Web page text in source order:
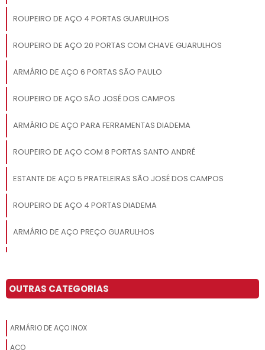
ROUPEIRO DE AÇO 4 PORTAS GUARULHOS
ROUPEIRO DE AÇO 20 PORTAS COM CHAVE GUARULHOS
ARMÁRIO DE AÇO 6 PORTAS SÃO PAULO
ROUPEIRO DE AÇO SÃO JOSÉ DOS CAMPOS
ARMÁRIO DE AÇO PARA FERRAMENTAS DIADEMA
ROUPEIRO DE AÇO COM 8 PORTAS SANTO ANDRÉ
ESTANTE DE AÇO 5 PRATELEIRAS SÃO JOSÉ DOS CAMPOS
ROUPEIRO DE AÇO 4 PORTAS DIADEMA
ARMÁRIO DE AÇO PREÇO GUARULHOS
ROUPEIRO DE AÇO COM CHAVE GUARULHOS
OUTRAS CATEGORIAS
ARMÁRIO DE AÇO INOX
AÇO